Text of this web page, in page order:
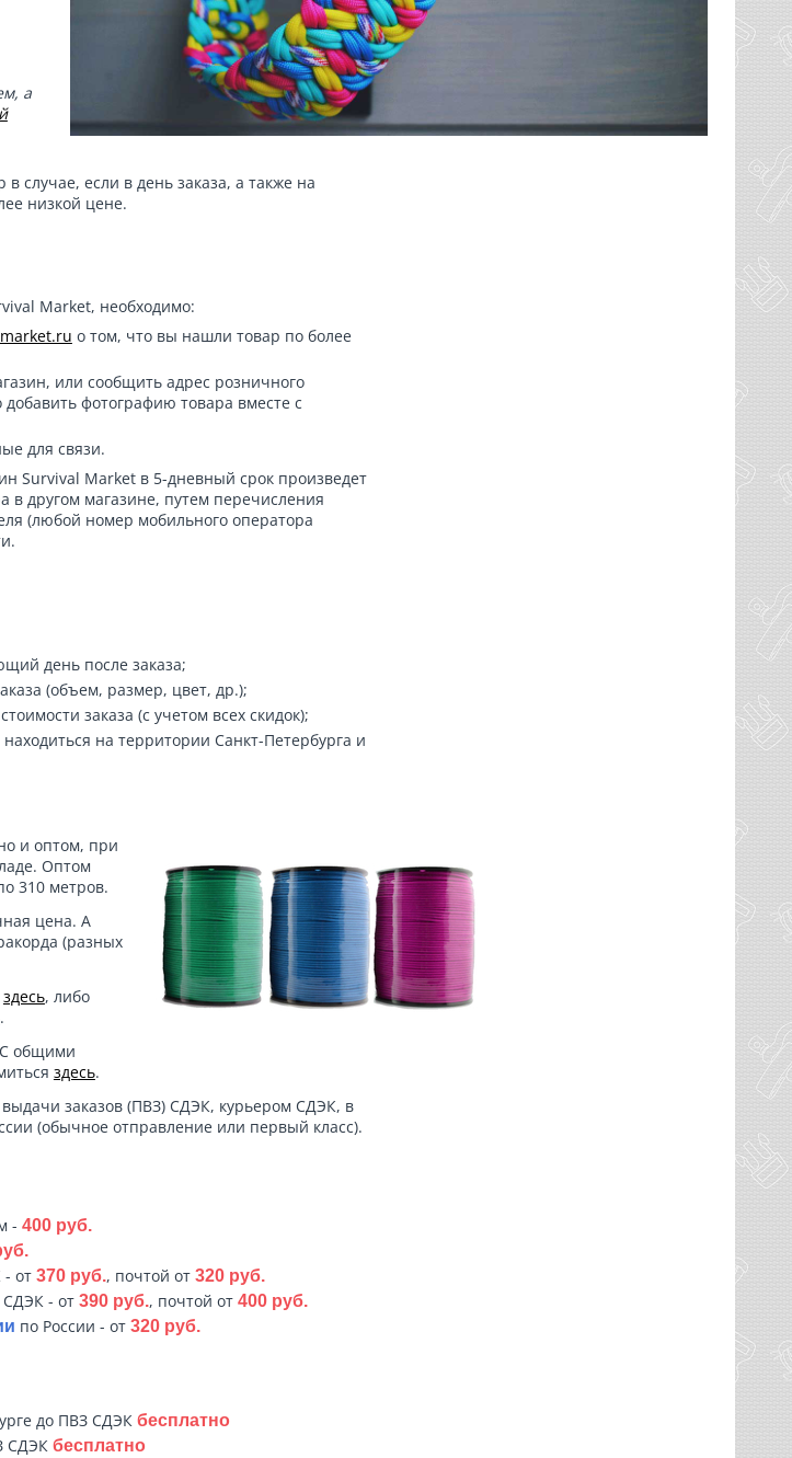
а
случае, если в день заказа, а также на
низкой цене.
Market, необходимо:
о том, что вы нашли товар по более
или сообщить адрес розничного
фотографию товара вместе с
для связи.
Survival Market в 5-дневный срок произведет
в другом магазине, путем перечисления
(любой номер мобильного оператора
день после заказа;
(объем, размер, цвет, др.);
заказа (с учетом всех скидок);
на территории Санкт-Петербурга и
и оптом, при
Оптом
310 метров.
цена. А
(разных
здесь, либо
.
общими
здесь.
заказов (ПВЗ) СДЭК, курьером СДЭК, в
(обычное отправление или первый класс).
- 400 руб.
от 370 руб., почтой от 320 руб.
- от 390 руб., почтой от 400 руб.
по России - от 320 руб.
до ПВЗ СДЭК бесплатно
СДЭК бесплатно